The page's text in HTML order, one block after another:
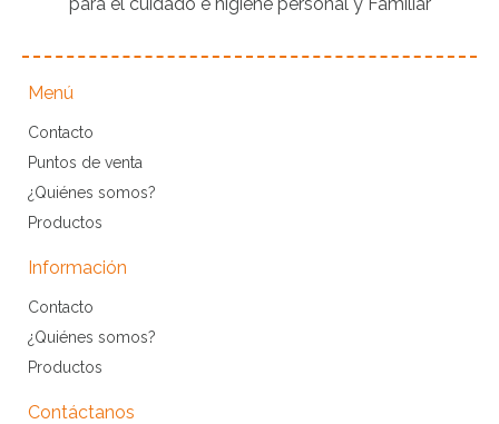
Menú
Contacto
Puntos de venta
¿Quiénes somos?
Productos
Información
Contacto
¿Quiénes somos?
Productos
Contáctanos